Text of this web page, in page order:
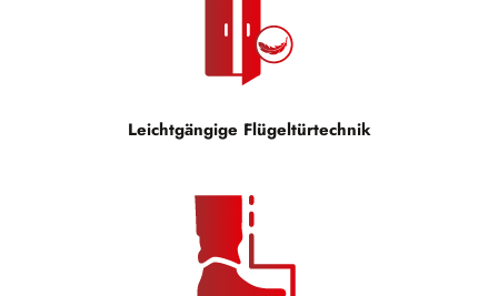
Leichtgängige Flügeltürtechnik